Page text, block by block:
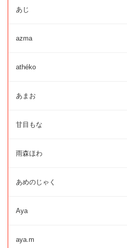
あじ
azma
athéko
あまお
甘目もな
雨森ほわ
あめのじゃく
Aya
aya.m